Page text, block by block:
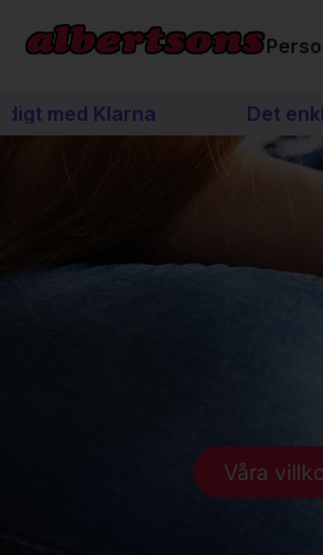
Klarna Det
Våra